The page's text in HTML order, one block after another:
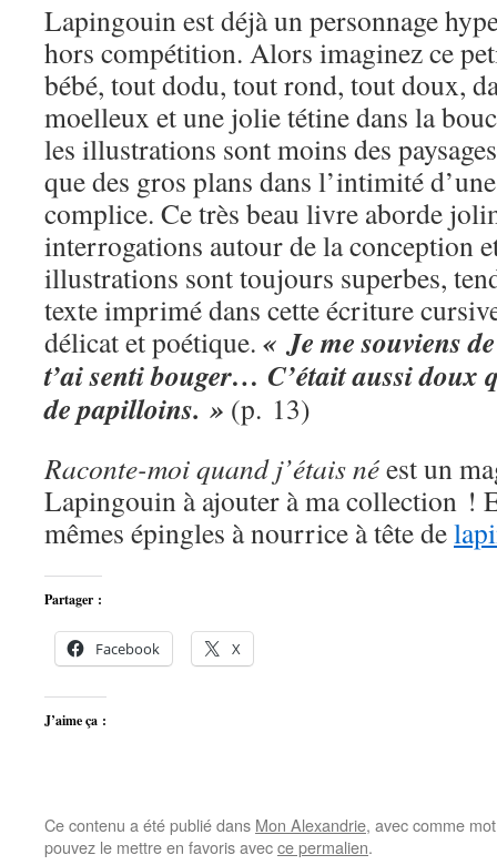
Lapingouin est déjà un personnage
hors compétition. Alors imaginez ce
bébé, tout dodu, tout rond, tout doux,
moelleux et une jolie tétine dans la
les illustrations sont moins des
que des gros plans dans l’intimité
complice. Ce très beau livre aborde
interrogations autour de la conception
illustrations sont toujours superbes,
texte imprimé dans cette écriture
délicat et poétique. « Je me souviens
t’ai senti bouger… C’était aussi doux
de papilloins. » (p. 13)
Raconte-moi quand j’étais néest un
Lapingouin à ajouter à ma collection !
mêmes épingles à nourrice à tête de
Partager :
Facebook X
J’aime ça :
Ce contenu a été publié dans Mon Alexandrie, avec comme
pouvez le mettre en favoris avecce permalien.